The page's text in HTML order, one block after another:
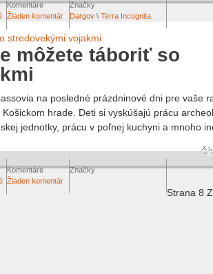
Komentáre
Žiaden komentár
Značky
Dargov \ Terra Incognita
môžete táboriť so
na posledné prázdninové dni pre vaše
hrade. Deti si vyskúšajú prácu
jednotky, prácu v poľnej kuchyni a mnoho
Komentáre
Žiaden komentár
Značky
Strana 8